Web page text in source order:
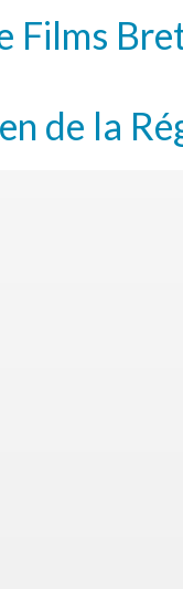
Films
de la